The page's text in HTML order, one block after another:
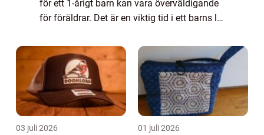
för ett 1-årigt barn kan vara överväldigande
för föräldrar. Det är en viktig tid i ett barns liv
utvecklas snabb...
03 juli 2026 01 juli 2026